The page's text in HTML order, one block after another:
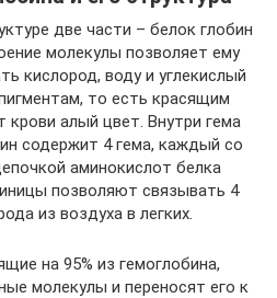
две части – белок глобин
молекулы позволяет ему
кислород, воду и углекислый
то есть красящим
алый цвет. Внутри гема
содержит 4 гема, каждый со
аминокислот белка
позволяют связывать 4
из воздуха в легких.
на 95% из гемоглобина,
молекулы и переносят его к